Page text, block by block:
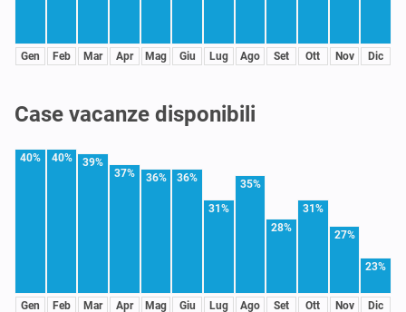
Gen Feb Mar Apr Mag Giu Lug Ago Set Ott Nov Dic
Case vacanze disponibili
40%
Gen
40%
Feb
39%
Mar
37%
Apr
36%
Mag
36%
Giu
31%
Lug
35%
Ago
28%
Set
31%
Ott
27%
Nov
23%
Dic